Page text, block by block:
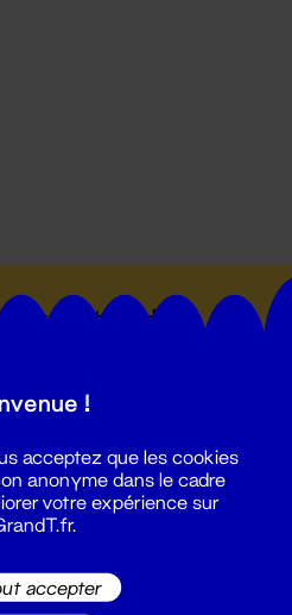
du
!
acceptez que les cookies
anonyme dans le cadre
votre expérience sur
accepter